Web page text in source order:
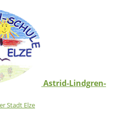
Astrid-Lindgren-
Stadt Elze